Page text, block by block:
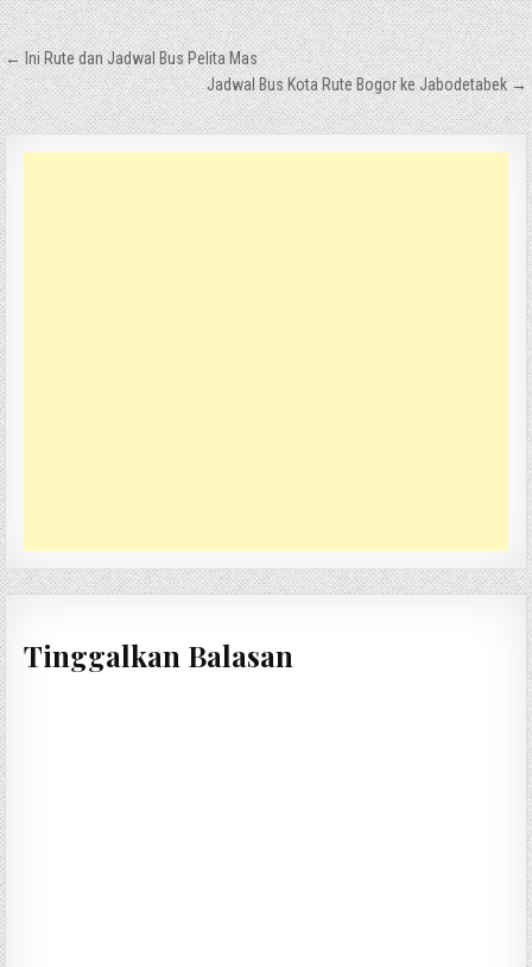
Navigasi
pos
← Ini Rute dan Jadwal Bus Pelita Mas
Jadwal Bus Kota Rute Bogor ke Jabodetabek →
Tinggalkan Balasan